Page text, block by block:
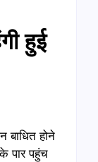
हुई
बाधित होने
पार पहुंच